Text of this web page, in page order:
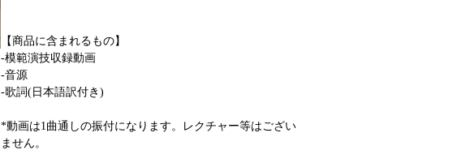
【商品に含まれるもの】
-模範演技収録動画
-音源
-歌詞(日本語訳付き)
*動画は1曲通しの振付になります。レクチャー等はござい
ません。